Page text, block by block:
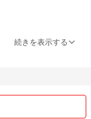
続きを表示する